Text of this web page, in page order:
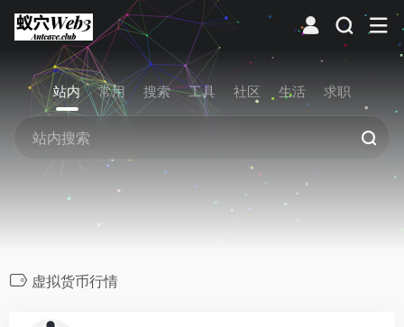
站内 常用 搜索 工具 社区 生活 求职
虚拟货币行情